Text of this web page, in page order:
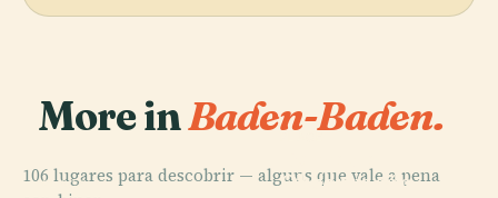
More inBaden-Baden.
106 lugares para descobrir — alguns que vale a pena
PLACE
Observação